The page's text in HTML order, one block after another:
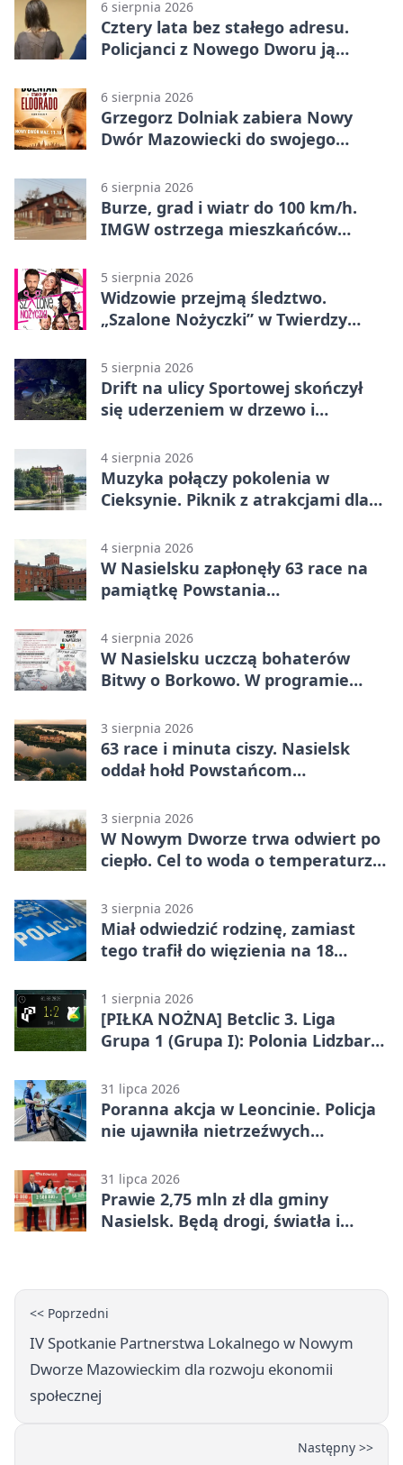
6 sierpnia 2026
Cztery lata bez stałego adresu.
Policjanci z Nowego Dworu ją
6 sierpnia 2026
Grzegorz Dolniak zabiera Nowy
Dwór Mazowiecki do swojego
6 sierpnia 2026
Burze, grad i wiatr do 100 km/h.
IMGW ostrzega mieszkańców
5 sierpnia 2026
Widzowie przejmą śledztwo.
„Szalone Nożyczki” w Twierdzy
5 sierpnia 2026
Drift na ulicy Sportowej skończył
się uderzeniem w drzewo i
4 sierpnia 2026
Muzyka połączy pokolenia w
Cieksynie. Piknik z atrakcjami dla
4 sierpnia 2026
W Nasielsku zapłonęły 63 race na
pamiątkę Powstania
4 sierpnia 2026
W Nasielsku uczczą bohaterów
Bitwy o Borkowo. W programie
3 sierpnia 2026
63 race i minuta ciszy. Nasielsk
oddał hołd Powstańcom
3 sierpnia 2026
W Nowym Dworze trwa odwiert po
ciepło. Cel to woda o temperaturze
3 sierpnia 2026
Miał odwiedzić rodzinę, zamiast
tego trafił do więzienia na 18
1 sierpnia 2026
[PIŁKA NOŻNA] Betclic 3. Liga
Grupa 1 (Grupa I): Polonia Lidzbark
Mazowiecki 1:2
31 lipca 2026
Poranna akcja w Leoncinie. Policja
nie ujawniła nietrzeźwych
31 lipca 2026
Prawie 2,75 mln zł dla gminy
Nasielsk. Będą drogi, światła i
<< Poprzedni
IV Spotkanie Partnerstwa Lokalnego w Nowym
Dworze Mazowieckim dla rozwoju ekonomii
społecznej
Następny >>